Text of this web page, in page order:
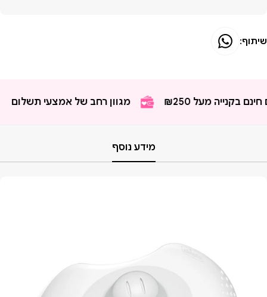
שיתוף:
בקנייה מעל ₪250 מגוון רחב של אמצעי תשלום
מידע נוסף